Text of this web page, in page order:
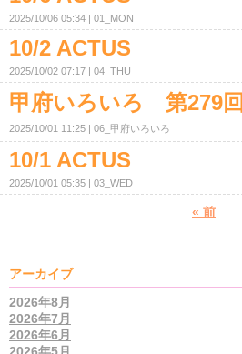
2025/10/06 05:34 01_MON
10/2 ACTUS
2025/10/02 07:17 04_THU
甲府いろいろ 第279回
2025/10/01 11:25 06_甲府いろいろ
10/1 ACTUS
2025/10/01 05:35 03_WED
« 前
アーカイブ
2026年8月
2026年7月
2026年6月